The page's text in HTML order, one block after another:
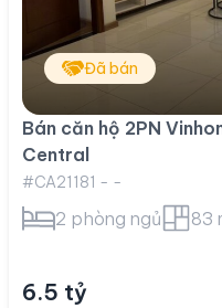
Đã bán
Bán căn hộ 2PN
Central
#CA21181 - -
2 phòng ngủ 83
6.5 tỷ